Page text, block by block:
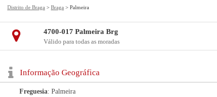
Distrito de Braga > Braga > Palmeira
4700-017 Palmeira Brg
Válido para todas as moradas
Informação Geográfica
Freguesia: Palmeira